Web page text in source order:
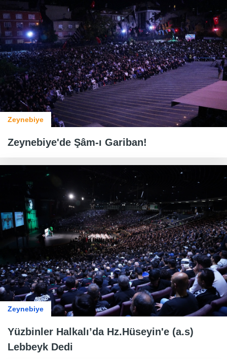
Zeynebiye
Zeynebiye'de Şâm-ı Gariban!
Zeynebiye
Yüzbinler Halkalı’da Hz.Hüseyin'e (a.s)
Lebbeyk Dedi